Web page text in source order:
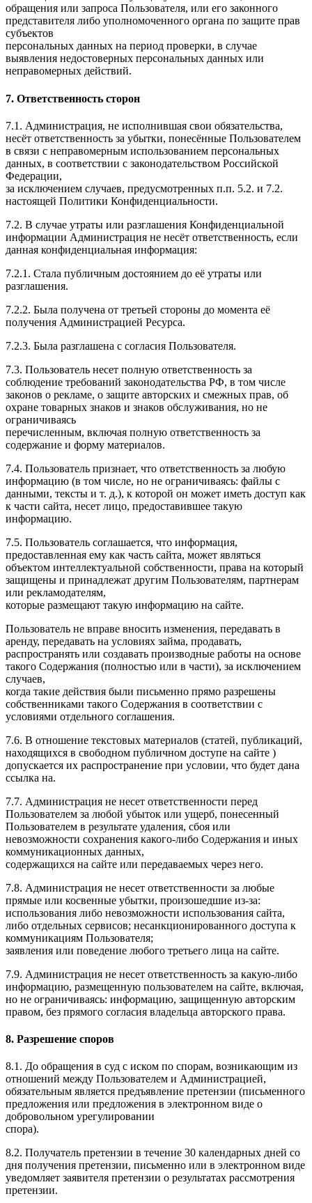
обращения или запроса Пользователя, или его законного
представителя либо уполномоченного органа по защите прав
субъектов
персональных данных на период проверки, в случае
выявления недостоверных персональных данных или
неправомерных действий.
7. Ответственность сторон
7.1. Администрация, не исполнившая свои обязательства,
несёт ответственность за убытки, понесённые Пользователем
в связи с неправомерным использованием персональных
данных, в соответствии с законодательством Российской
Федерации,
за исключением случаев, предусмотренных п.п. 5.2. и 7.2.
настоящей Политики Конфиденциальности.
7.2. В случае утраты или разглашения Конфиденциальной
информации Администрация не несёт ответственность, если
данная конфиденциальная информация:
7.2.1. Стала публичным достоянием до её утраты или
разглашения.
7.2.2. Была получена от третьей стороны до момента её
получения Администрацией Ресурса.
7.2.3. Была разглашена с согласия Пользователя.
7.3. Пользователь несет полную ответственность за
соблюдение требований законодательства РФ, в том числе
законов о рекламе, о защите авторских и смежных прав, об
охране товарных знаков и знаков обслуживания, но не
ограничиваясь
перечисленным, включая полную ответственность за
содержание и форму материалов.
7.4. Пользователь признает, что ответственность за любую
информацию (в том числе, но не ограничиваясь: файлы с
данными, тексты и т. д.), к которой он может иметь доступ как
к части сайта, несет лицо, предоставившее такую
информацию.
7.5. Пользователь соглашается, что информация,
предоставленная ему как часть сайта, может являться
объектом интеллектуальной собственности, права на который
защищены и принадлежат другим Пользователям, партнерам
или рекламодателям,
которые размещают такую информацию на сайте.
Пользователь не вправе вносить изменения, передавать в
аренду, передавать на условиях займа, продавать,
распространять или создавать производные работы на основе
такого Содержания (полностью или в части), за исключением
случаев,
когда такие действия были письменно прямо разрешены
собственниками такого Содержания в соответствии с
условиями отдельного соглашения.
7.6. В отношение текстовых материалов (статей, публикаций,
находящихся в свободном публичном доступе на сайте )
допускается их распространение при условии, что будет дана
ссылка на.
7.7. Администрация не несет ответственности перед
Пользователем за любой убыток или ущерб, понесенный
Пользователем в результате удаления, сбоя или
невозможности сохранения какого-либо Содержания и иных
коммуникационных данных,
содержащихся на сайте или передаваемых через него.
7.8. Администрация не несет ответственности за любые
прямые или косвенные убытки, произошедшие из-за:
использования либо невозможности использования сайта,
либо отдельных сервисов; несанкционированного доступа к
коммуникациям Пользователя;
заявления или поведение любого третьего лица на сайте.
7.9. Администрация не несет ответственность за какую-либо
информацию, размещенную пользователем на сайте, включая,
но не ограничиваясь: информацию, защищенную авторским
правом, без прямого согласия владельца авторского права.
8. Разрешение споров
8.1. До обращения в суд с иском по спорам, возникающим из
отношений между Пользователем и Администрацией,
обязательным является предъявление претензии (письменного
предложения или предложения в электронном виде о
добровольном урегулировании
спора).
8.2. Получатель претензии в течение 30 календарных дней со
дня получения претензии, письменно или в электронном виде
уведомляет заявителя претензии о результатах рассмотрения
претензии.